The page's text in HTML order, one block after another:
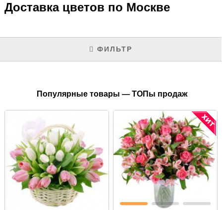
Доставка цветов по Москве
ФИЛЬТР
Популярные товары — ТОПы продаж